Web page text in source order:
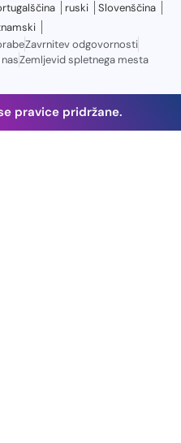
ruski
Slovenščina
Zavrnitev odgovornosti
Zemljevid spletnega mesta
pravice pridržane.